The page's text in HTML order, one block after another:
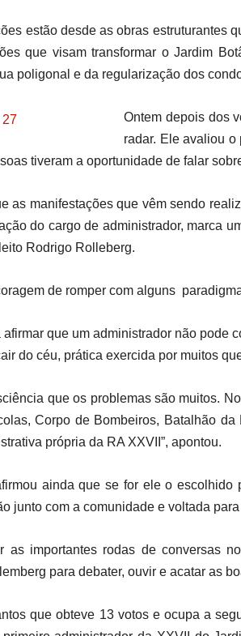
estão desde as obras estruturantes
que visam transformar o Jardim
poligonal e da regularização dos
Ontem depois dos
radar. Ele avaliou
tiveram a oportunidade de falar
as manifestações que vêm sendo
do cargo de administrador, marca
Rodrigo Rolleberg.
de romper com alguns
afirmar que um administrador não pode
do céu, prática exercida por muitos
que os problemas são muitos.
Corpo de Bombeiros, Batalhão
própria da RA XXVII”, apontou.
ainda que se for ele o
junto com a comunidade e voltada
as importantes rodas de conversas
para debater, ouvir e acatar as
que obteve 13 votos e ocupa a